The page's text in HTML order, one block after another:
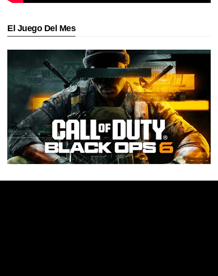
El Juego Del Mes